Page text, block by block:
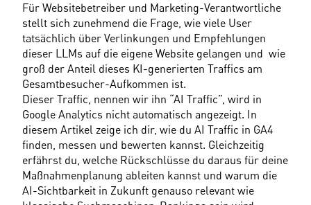
Für Websitebetreiber und Marketing-Verantwortliche
stellt sich zunehmend die Frage, wie viele User
tatsächlich über Verlinkungen und Empfehlungen
dieser LLMs auf die eigene Website gelangen und  wie
groß der Anteil dieses KI-generierten Traffics am
Gesamtbesucher-Aufkommen ist.
Dieser Traffic, nennen wir ihn “AI Traffic”, wird in
Google Analytics nicht automatisch angezeigt. In
diesem Artikel zeige ich dir, wie du AI Traffic in GA4
finden, messen und bewerten kannst. Gleichzeitig
erfährst du, welche Rückschlüsse du daraus für deine
Maßnahmenplanung ableiten kannst und warum die
AI-Sichtbarkeit in Zukunft genauso relevant wie